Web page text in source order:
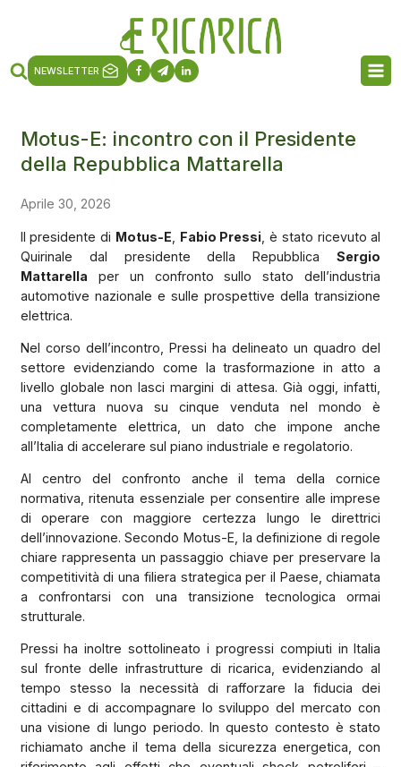
NEWSLETTER
Motus-E: incontro con il Presidente
della Repubblica Mattarella
Aprile 30, 2026
Il presidente di Motus-E Fabio Pressi , è stato ricevuto al
Quirinale dal presidente della RepubblicaSergio
Mattarella per un confronto sullo stato dell’industria
automotive nazionale e sulle prospettive della transizione
elettrica.
Nel corso dell’incontro, Pressi ha delineato un quadro del
settore evidenziando come la trasformazione in atto a
livello globale non lasci margini di attesa. Già oggi, infatti,
una vettura nuova su cinque venduta nel mondo è
completamente elettrica, un dato che impone anche
all’Italia di accelerare sul piano industriale e regolatorio.
Al centro del confronto anche il tema della cornice
normativa, ritenuta essenziale per consentire alle imprese
di operare con maggiore certezza lungo le direttrici
dell’innovazione. Secondo Motus-E, la definizione di regole
chiare rappresenta un passaggio chiave per preservare la
competitività di una filiera strategica per il Paese, chiamata
a confrontarsi con una transizione tecnologica ormai
strutturale.
Pressi ha inoltre sottolineato i progressi compiuti in Italia
sul fronte delle infrastrutture di ricarica, evidenziando al
tempo stesso la necessità di rafforzare la fiducia dei
cittadini e di accompagnare lo sviluppo del mercato con
una visione di lungo periodo. In questo contesto è stato
richiamato anche il tema della sicurezza energetica, con